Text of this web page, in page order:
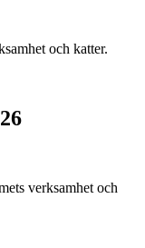
och katter.
verksamhet och